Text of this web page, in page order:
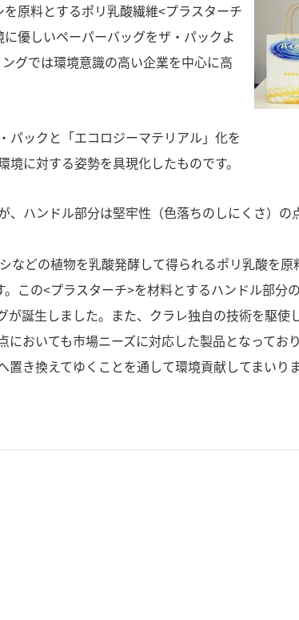
原料とするポリ乳酸繊維<プラスターチ
優しいペーパーバッグをザ・パックよ
グでは環境意識の高い企業を中心に高
パックと「エコロジーマテリアル」化を
に対する姿勢を具現化したものです。
ハンドル部分は堅牢性（色落ちのしにくさ）の
どの植物を乳酸発酵して得られるポリ乳酸を原
この<プラスターチ>を材料とするハンドル部分
誕生しました。また、クラレ独自の技術を駆使
おいても市場ニーズに対応した製品となっており
き換えてゆくことを通して環境貢献してまいりま